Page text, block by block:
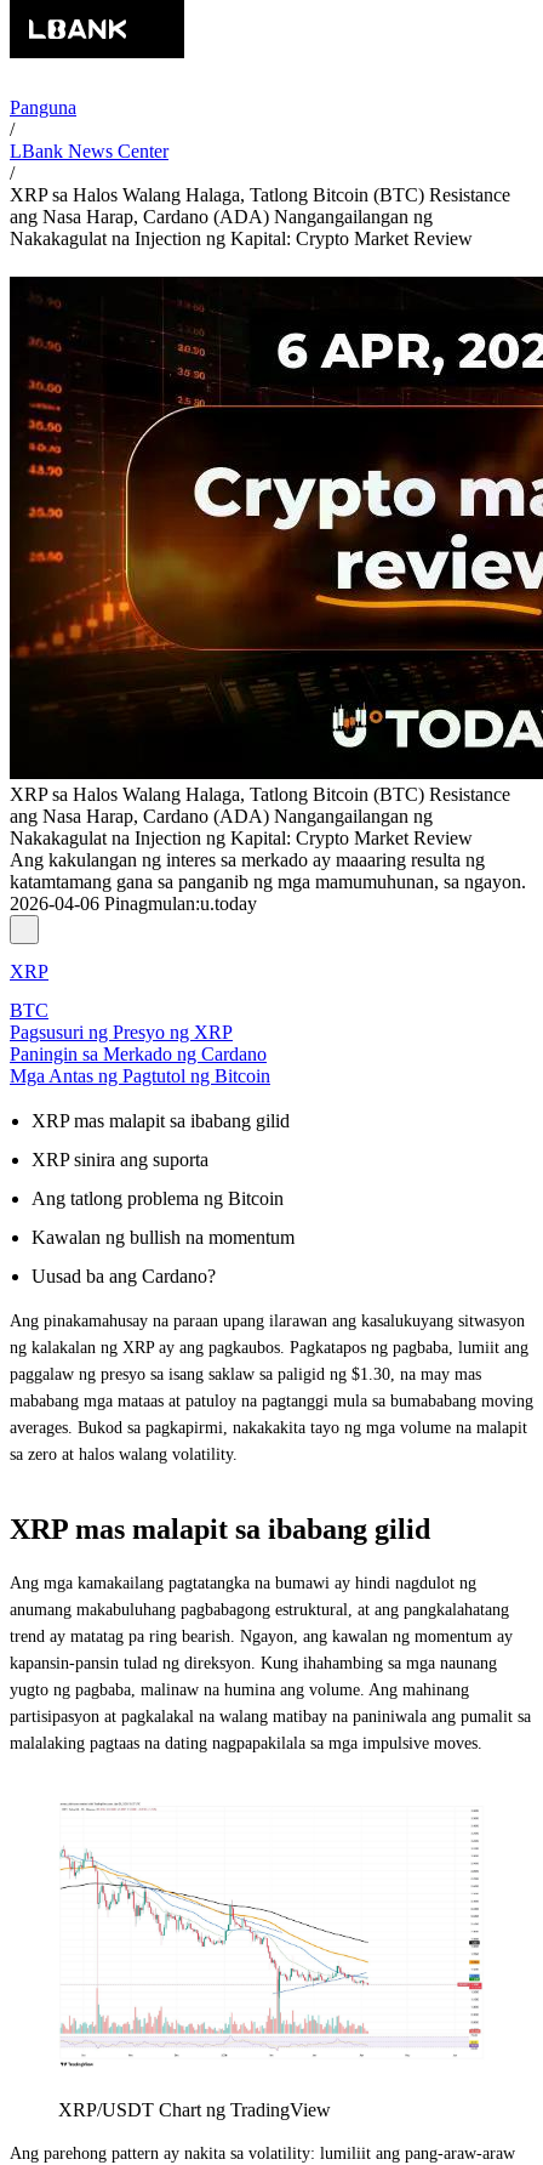
Panguna
/
LBank News Center
/
XRP sa Halos Walang Halaga, Tatlong Bitcoin (BTC) Resistance
ang Nasa Harap, Cardano (ADA) Nangangailangan ng
Nakakagulat na Injection ng Kapital: Crypto Market Review
XRP sa Halos Walang Halaga, Tatlong Bitcoin (BTC) Resistance
ang Nasa Harap, Cardano (ADA) Nangangailangan ng
Nakakagulat na Injection ng Kapital: Crypto Market Review
Ang kakulangan ng interes sa merkado ay maaaring resulta ng
katamtamang gana sa panganib ng mga mamumuhunan, sa ngayon.
2026-04-06 Pinagmulan:u.today
XRP
BTC
Pagsusuri ng Presyo ng XRP
Paningin sa Merkado ng Cardano
Mga Antas ng Pagtutol ng Bitcoin
XRP mas malapit sa ibabang gilid
XRP sinira ang suporta
Ang tatlong problema ng Bitcoin
Kawalan ng bullish na momentum
Uusad ba ang Cardano?
Ang pinakamahusay na paraan upang ilarawan ang kasalukuyang sitwasyon
ng kalakalan ng XRP ay ang pagkaubos. Pagkatapos ng pagbaba, lumiit ang
paggalaw ng presyo sa isang saklaw sa paligid ng $1.30, na may mas
mababang mga mataas at patuloy na pagtanggi mula sa bumababang moving
averages. Bukod sa pagkapirmi, nakakakita tayo ng mga volume na malapit
sa zero at halos walang volatility.
XRP mas malapit sa ibabang gilid
Ang mga kamakailang pagtatangka na bumawi ay hindi nagdulot ng
anumang makabuluhang pagbabagong estruktural, at ang pangkalahatang
trend ay matatag pa ring bearish. Ngayon, ang kawalan ng momentum ay
kapansin-pansin tulad ng direksyon. Kung ihahambing sa mga naunang
yugto ng pagbaba, malinaw na humina ang volume. Ang mahinang
partisipasyon at pagkalakal na walang matibay na paniniwala ang pumalit sa
malalaking pagtaas na dating nagpapakilala sa mga impulsive moves.
XRP/USDT Chart ng TradingView
Ang parehong pattern ay nakita sa volatility: lumiliit ang pang-araw-araw